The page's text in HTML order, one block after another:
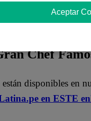
o sé en qué
tonto y el más tonto”
Chef
disponibles en
en ESTE
Aceptar